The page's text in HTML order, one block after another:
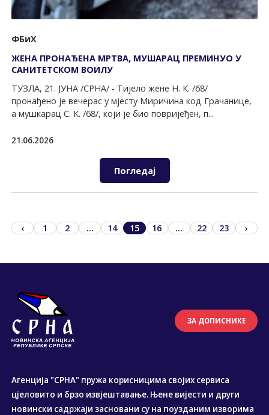
ФБиХ
ЖЕНА ПРОНАЂЕНА МРТВА, МУШАРАЦ ПРЕМИНУО У
САНИТЕТСКОМ ВОИЛУ
ТУЗЛА, 21. ЈУНА /СРНА/ - Тијело жене Н. К. /68/
пронађено је вечерас у мјесту Миричина код Грачанице,
а мушкарац С. К. /68/, који је био повријеђен, п...
21.06.2026
Погледај
‹ 1 2 ... 14 15 16 ... 22 23 ›
ЗА ДОПИСНИКЕ
Агенција "СРНА" пружа корисницима својих сервиса
цјеловито и брзо извјештавање. Њене вијести и други
новински садржаји засновани су на поузданим изворима